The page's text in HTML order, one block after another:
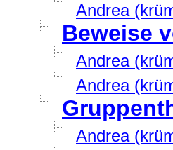
Andrea
Beweise
Andrea
Andrea
Andrea